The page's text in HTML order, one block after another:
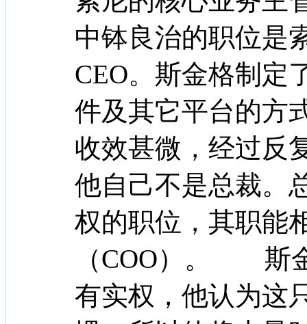
中钵良治的职位是
CEO。斯金格制定
件及其它平台的方
收效甚微，经过反
他自己不是总裁。
权的职位，其职能
（COO）。 斯
有实权，他认为这